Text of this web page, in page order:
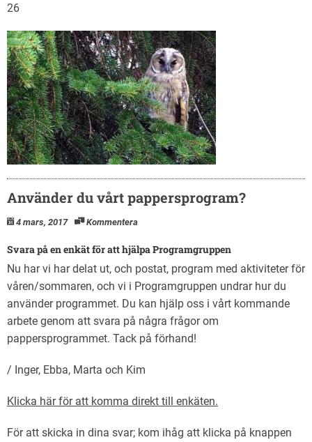
26
Använder du vårt pappersprogram?
4 mars, 2017 Kommentera
Svara på en enkät för att hjälpa Programgruppen
Nu har vi har delat ut, och postat, program med aktiviteter för
våren/sommaren, och vi i Programgruppen undrar hur du
använder programmet. Du kan hjälp oss i vårt kommande
arbete genom att svara på några frågor om
pappersprogrammet. Tack på förhand!
/ Inger, Ebba, Marta och Kim
Klicka här för att komma direkt till enkäten.
För att skicka in dina svar; kom ihåg att klicka på knappen